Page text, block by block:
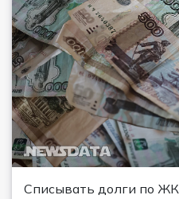
Списывать долги по